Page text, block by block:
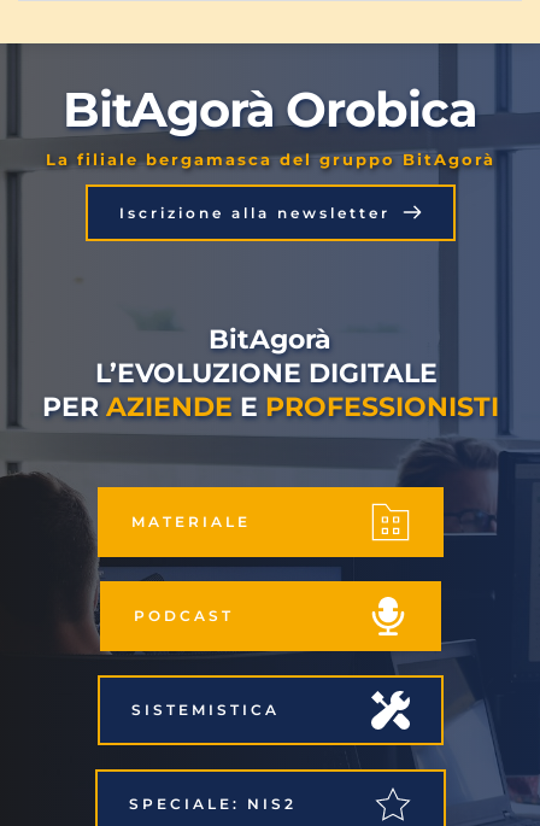
BitAgorà Orobica
La filiale bergamasca del gruppo BitAgorà
Iscrizione alla newsletter
BitAgorà
L’EVOLUZIONE DIGITALE
PER AZIENDE E PROFESSIONISTI
MATERIALE
PODCAST
SISTEMISTICA
SPECIALE: NIS2